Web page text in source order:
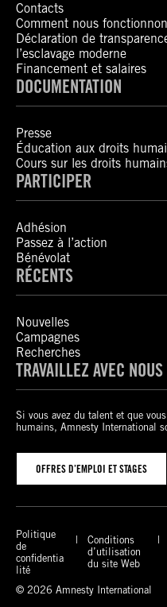
Contacts
Comment nous
Déclaration de
l’esclavage moderne
Financement et salaires
DOCUMENTATION
Presse
Éducation aux droits
Cours sur les droits
PARTICIPER
Adhésion
Passez à l’action
Bénévolat
RÉCENTS
Nouvelles
Campagnes
Recherches
TRAVAILLEZ AVEC NOUS
Si vous avez du talent et que
humains, Amnesty International
OFFRES D’EMPLOI ET STAGES
Politique
de
confidentia
lité
Conditions
d’utilisation
du site Web
© 2026 Amnesty International